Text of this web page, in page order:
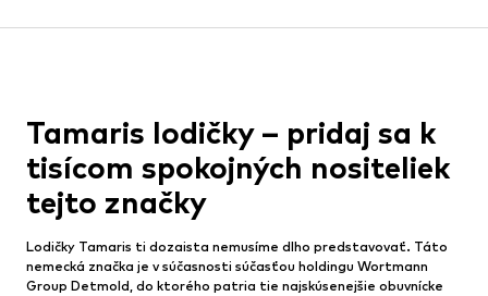
Tamaris lodičky – pridaj sa k
tisícom spokojných nositeliek
tejto značky
Lodičky Tamaris ti dozaista nemusíme dlho predstavovať. Táto
nemecká značka je v súčasnosti súčasťou holdingu Wortmann
Group Detmold, do ktorého patria tie najskúsenejšie obuvnícke